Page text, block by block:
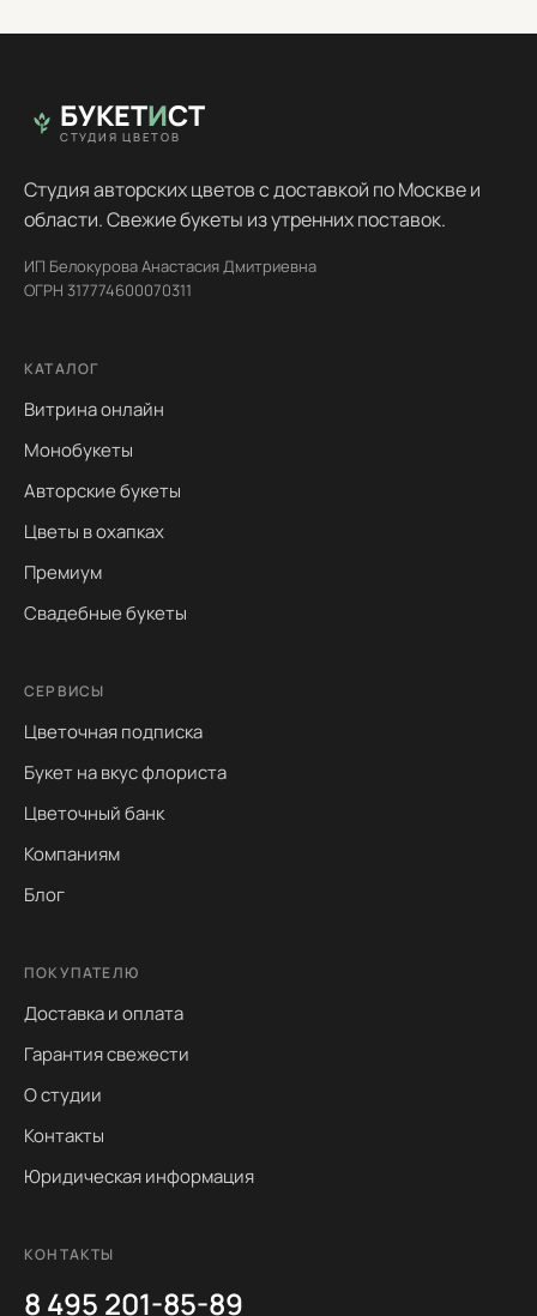
БУКЕТИСТ
СТУДИЯ ЦВЕТОВ
Студия авторских цветов с доставкой по Москве и
области. Свежие букеты из утренних поставок.
ИП Белокурова Анастасия Дмитриевна
ОГРН 317774600070311
КАТАЛОГ
Витрина онлайн
Монобукеты
Авторские букеты
Цветы в охапках
Премиум
Свадебные букеты
СЕРВИСЫ
Цветочная подписка
Букет на вкус флориста
Цветочный банк
Компаниям
Блог
ПОКУПАТЕЛЮ
Доставка и оплата
Гарантия свежести
О студии
Контакты
Юридическая информация
КОНТАКТЫ
8 495 201-85-89